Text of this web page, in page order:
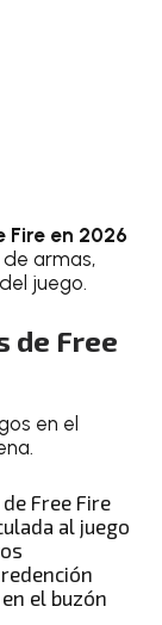
Fire en 2026
armas,
juego.
de Free
en el
Free Fire
al juego
el buzón